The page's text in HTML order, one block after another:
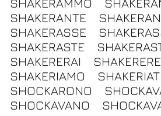
SHAKERAMMO
SHAKERANTE
SHAKERASSE
SHAKERASTE
SHAKERERAI
SHAKERIAMO
SHOCKARONO
SHOCKAVANO